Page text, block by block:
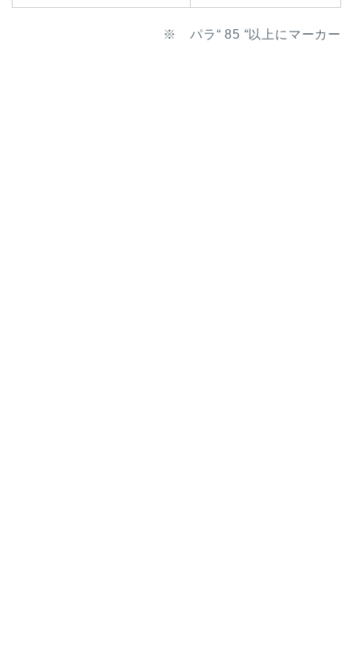
※ パラ“ 85 “以上にマーカー